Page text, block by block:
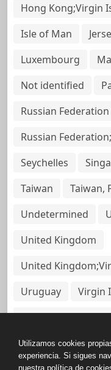
Hong Kong;Virgin
Isle of Man
Luxembourg
Not identified
Russian Federation
Russian
Seychelles
Taiwan
Taiwan,
Undetermined
United Kingdom
United
Uruguay
Virgin
Virgin Islands,
Utilizamos cookies
experiencia. Si sigues
nuestra política de